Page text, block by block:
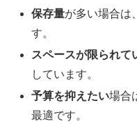
保存量が多い場合は
す。
スペースが限られて
しています。
予算を抑えたい場合
最適です。